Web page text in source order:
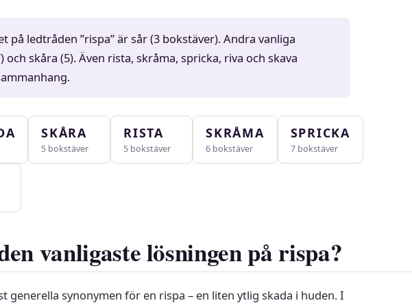
på ledtråden ”rispa” är sår (3 bokstäver). Andra vanliga
och skåra (5). Även rista, skråma, spricka, riva och skava
SKÅRA
5 bokstäver
RISTA
5 bokstäver
SKRÅMA
6 bokstäver
SPRICKA
7 bokstäver
vanligaste lösningen på rispa?
generella synonymen för en rispa – en liten ytlig skada i huden. I